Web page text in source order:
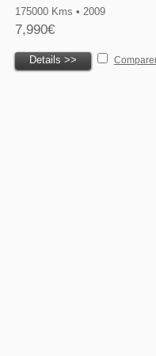
175000 Kms • 2009
7,990€
Details >>